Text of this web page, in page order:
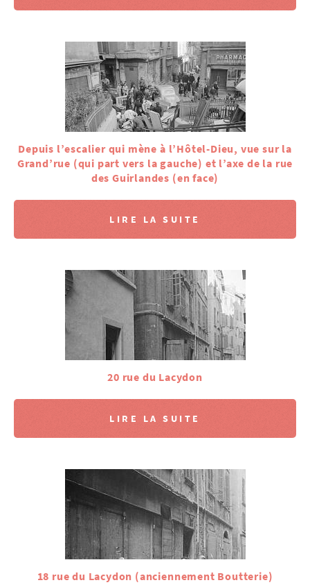
Depuis l’escalier qui mène à l’Hôtel-Dieu, vue sur la
Grand’rue (qui part vers la gauche) et l’axe de la rue
des Guirlandes (en face)
LIRE LA SUITE
20 rue du Lacydon
LIRE LA SUITE
18 rue du Lacydon (anciennement Boutterie)